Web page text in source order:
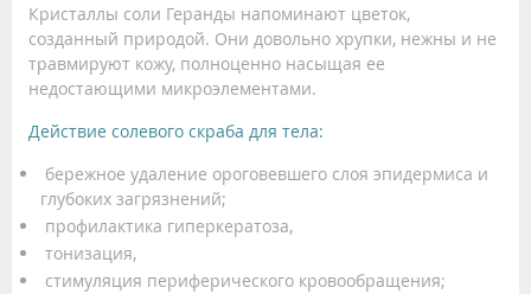
Кристаллы соли Геранды напоминают цветок,
созданный природой. Они довольно хрупки, нежны и не
травмируют кожу, полноценно насыщая ее
недостающими микроэлементами.
Действие солевого скраба для тела:
бережное удаление ороговевшего слоя эпидермиса и
глубоких загрязнений;
профилактика гиперкератоза,
тонизация,
стимуляция периферического кровообращения;